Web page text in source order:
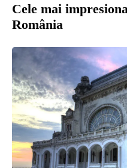
Cele mai
România